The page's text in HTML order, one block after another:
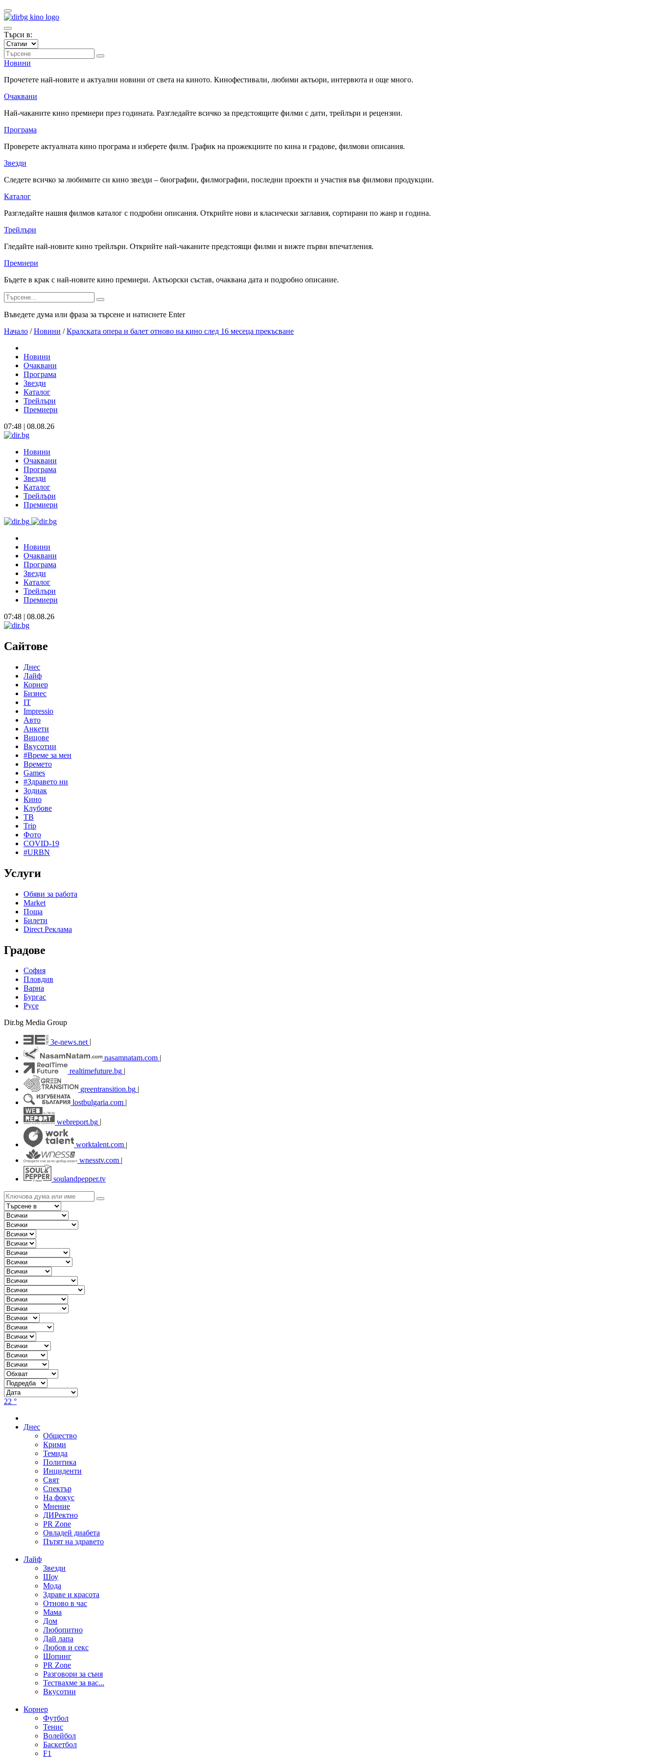
Търси в:
Новини
Прочетете най-новите и актуални новини от света на киното. Кинофестивали, любими актьори, интервюта и още много.
Очаквани
Най-чаканите кино премиери през годината. Разгледайте всичко за предстоящите филми с дати, трейлъри и рецензии.
Програма
Проверете актуалната кино програма и изберете филм. График на прожекциите по кина и градове, филмови описания.
Звезди
Следете всичко за любимите си кино звезди – биографии, филмографии, последни проекти и участия във филмови продукции.
Каталог
Разгледайте нашия филмов каталог с подробни описания. Открийте нови и класически заглавия, сортирани по жанр и година.
Трейлъри
Гледайте най-новите кино трейлъри. Открийте най-чаканите предстоящи филми и вижте първи впечатления.
Премиери
Бъдете в крак с най-новите кино премиери. Актьорски състав, очаквана дата и подробно описание.
Въведете дума или фраза за търсене и натиснете Enter
Начало / Новини / Кралската опера и балет отново на кино след 16 месеца прекъсване
Новини
Очаквани
Програма
Звезди
Каталог
Трейлъри
Премиери
07:48 | 08.08.26
Новини
Очаквани
Програма
Звезди
Каталог
Трейлъри
Премиери
Новини
Очаквани
Програма
Звезди
Каталог
Трейлъри
Премиери
07:48 | 08.08.26
Сайтове
Днес
Лайф
Корнер
Бизнес
IT
Impressio
Авто
Анкети
Вицове
Вкусотии
#Време за мен
Времето
Games
#Здравето ни
Зодиак
Кино
Клубове
ТВ
Trip
Фото
COVID-19
#URBN
Услуги
Обяви за работа
Market
Поща
Билети
Direct Реклама
Градове
София
Пловдив
Варна
Бургас
Русе
Dir.bg Media Group
3e-news.net
nasamnatam.com |
realtimefuture.bg |
greentransition.bg |
lostbulgaria.com |
webreport.bg
worktalent.com |
wnesstv.com |
soulandpepper.tv
22 °
Днес
Общество
Крими
Темида
Политика
Инциденти
Свят
Спектър
На фокус
Мнение
ДИРектно
PR Zone
Овладей диабета
Пътят на здравето
Лайф
Звезди
Шоу
Мода
Здраве и красота
Отново в час
Мама
Дом
Любопитно
Дай лапа
Любов и секс
Шопинг
PR Zone
Разговори за съня
Тествахме за вас...
Вкусотии
Корнер
Футбол
Тенис
Волейбол
Баскетбол
F1